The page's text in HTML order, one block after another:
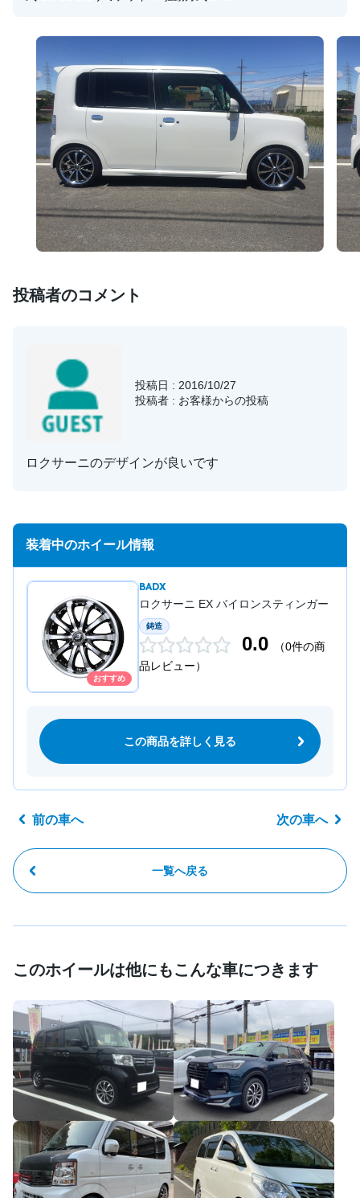
投稿者のコメント
投稿日 : 2016/10/27
投稿者 : お客様からの投稿
ロクサーニのデザインが良いです
装着中のホイール情報
おすすめ
BADX
ロクサーニ EX バイロンスティンガー
鋳造
0.0
（0件の商
品レビュー）
この商品を詳しく見る
前の車へ
一覧へ戻る
次の車へ
このホイールは他にもこんな車につきます